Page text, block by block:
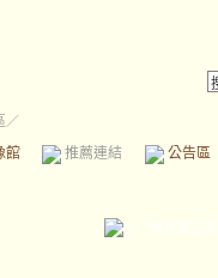
／
館 推薦連結 公告區